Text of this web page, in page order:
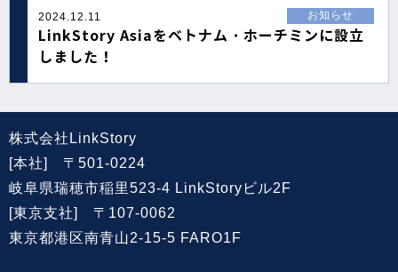
2024.12.11 お知らせ
LinkStory Asiaをベトナム・ホーチミンに設立
しました！
株式会社LinkStory
[本社] 〒501-0224
岐阜県瑞穂市稲里523-4 LinkStoryビル2F
[東京支社] 〒107-0062
東京都港区南青山2-15-5 FARO1F